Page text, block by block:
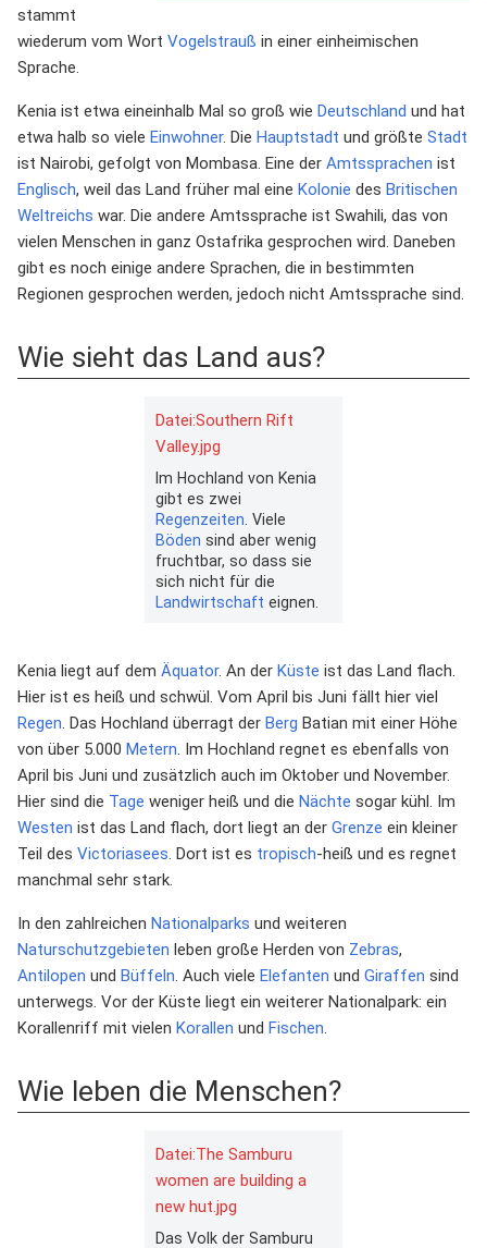
stammt
wiederum vom Wort Vogelstrauß in einer einheimischen
Sprache.
Kenia ist etwa eineinhalb Mal so groß wie Deutschland und hat
etwa halb so viele Einwohner. Die Hauptstadt und größte Stadt
ist Nairobi, gefolgt von Mombasa. Eine der Amtssprachen ist
Englisch, weil das Land früher mal eine Kolonie des Britischen
Weltreichs war. Die andere Amtssprache ist Swahili, das von
vielen Menschen in ganz Ostafrika gesprochen wird. Daneben
gibt es noch einige andere Sprachen, die in bestimmten
Regionen gesprochen werden, jedoch nicht Amtssprache sind.
Wie sieht das Land aus?
Datei:Southern Rift
Valley.jpg
Im Hochland von Kenia
gibt es zwei
Regenzeiten . Viele
Böden sind aber wenig
fruchtbar, so dass sie
sich nicht für die
Landwirtschaft eignen.
Kenia liegt auf dem Äquator. An der Küste ist das Land flach.
Hier ist es heiß und schwül. Vom April bis Juni fällt hier viel
Regen. Das Hochland überragt der Berg Batian mit einer Höhe
von über 5.000 Metern. Im Hochland regnet es ebenfalls von
April bis Juni und zusätzlich auch im Oktober und November.
Hier sind die Tage weniger heiß und die Nächte sogar kühl. Im
Westen ist das Land flach, dort liegt an der Grenze ein kleiner
Teil des Victoriasees. Dort ist es tropisch-heiß und es regnet
manchmal sehr stark.
In den zahlreichen Nationalparks und weiteren
Naturschutzgebieten leben große Herden von Zebras,
Antilopen und Büffeln. Auch viele Elefanten und Giraffen sind
unterwegs. Vor der Küste liegt ein weiterer Nationalpark: ein
Korallenriff mit vielen Korallen und Fischen.
Wie leben die Menschen?
Datei:The Samburu
women are building a
new hut.jpg
Das Volk der Samburu